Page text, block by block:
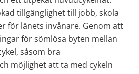
tillgänglighet till jobb, skola
för länets invånare. Genom att
för sömlösa byten mellan
såsom bra
möjlighet att ta med cykeln